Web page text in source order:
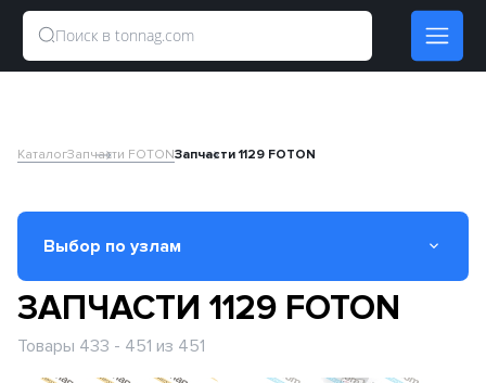
КаталогЗапчасти FOTONЗапчасти 1129 FOTON
Выбор по узлам
Вал карданный
Двигатель
ЗАПЧАСТИ 1129 FOTON
Товары 433 - 451 из 451